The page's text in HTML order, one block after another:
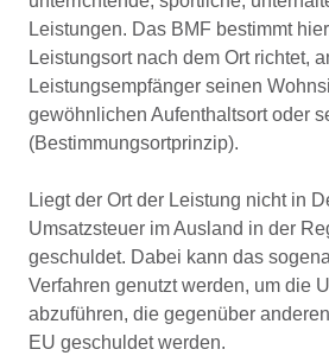
Leistungen. Das BMF bestimmt
Leistungsort nach dem Ort richtet,
Leistungsempfänger seinen
gewöhnlichen Aufenthaltsort oder
(Bestimmungsortprinzip).
Liegt der Ort der Leistung nicht in
Umsatzsteuer im Ausland in der
geschuldet. Dabei kann das
Verfahren genutzt werden, um die
abzuführen, die gegenüber
EU geschuldet werden.